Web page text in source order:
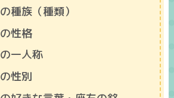
種族（種類）
性格
一人称
性別